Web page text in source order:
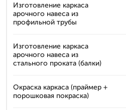
Изготовление каркаса
арочного навеса из
профильной трубы
Изготовление каркаса
арочного навеса из
стального проката (балки)
Окраска каркаса (праймер +
порошковая покраска)